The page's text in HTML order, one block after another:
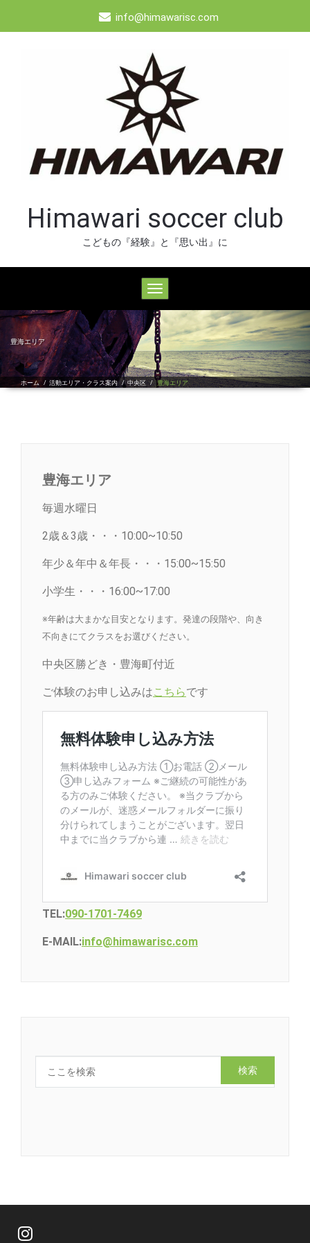
content
info@himawarisc.com
Himawari soccer club
こどもの『経験』と『思い出』に
ナ
ビ
ゲ
ー
シ
ョ
ン
を
切
豊海エリア
ホーム/ 活動エリア・クラス案内/中央区 / 豊海エリア
豊海エリア
毎週水曜日
2歳＆3歳・・・10:00~10:50
年少＆年中＆年長・・・15:00~15:50
小学生・・・16:00~17:00
※年齢は大まかな目安となります。発達の段階や、向き
不向きにてクラスをお選びください。
中央区勝どき・豊海町付近
ご体験のお申し込みはこちらです
TEL:090-1701-7469
E-MAIL:info@himawarisc.com